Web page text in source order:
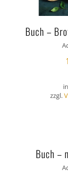
Buch –
zzgl.
Buch –